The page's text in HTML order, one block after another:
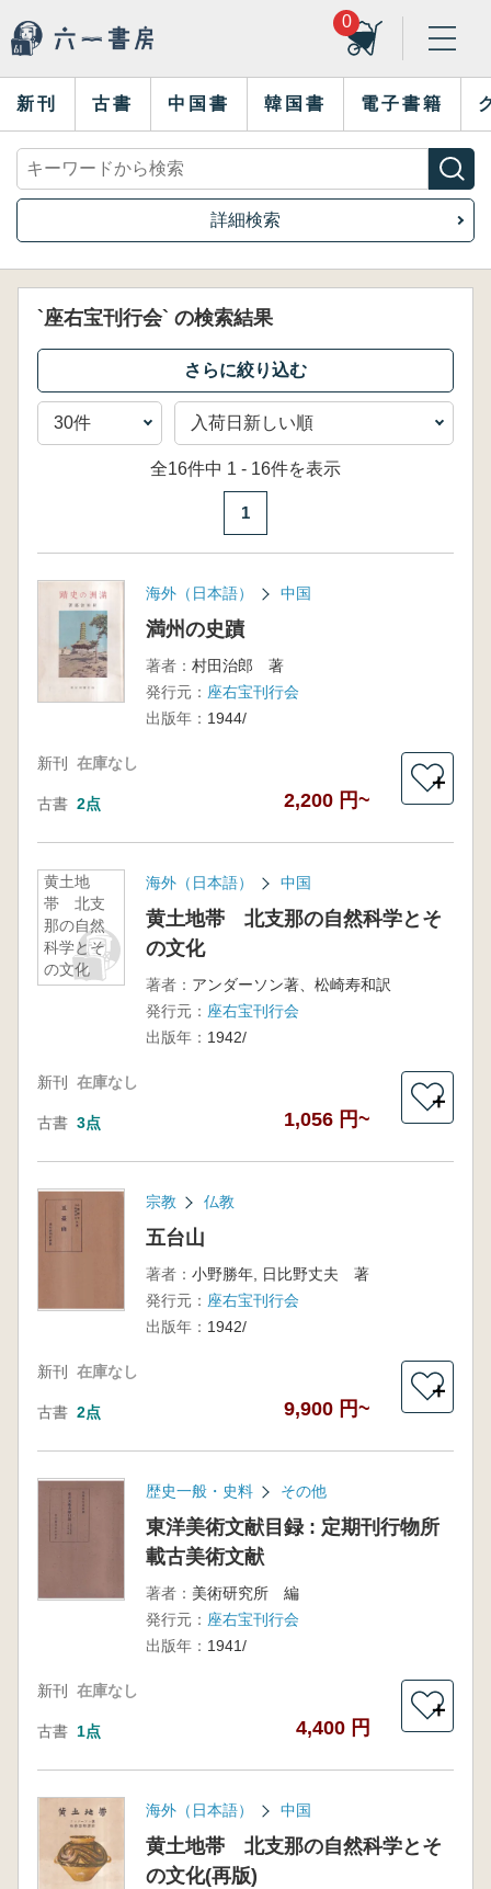
0
新刊 古書 中国書 韓国書 電子書籍
詳細検索
`座右宝刊行会` の検索結果
全16件中 1 - 16件を表示
1
海外（日本語） 中国
満州の史蹟
著者： 村田治郎 著
発行元： 座右宝刊行会
出版年： 1944/
新刊 在庫なし
古書 2点 2,200 円~
＋
黄土地
帯 北支
那の自然
科学とそ
の文化
海外（日本語） 中国
黄土地帯 北支那の自然科学とそ
の文化
著者： アンダーソン著、松崎寿和訳
発行元： 座右宝刊行会
出版年： 1942/
新刊 在庫なし
古書 3点 1,056 円~
＋
宗教 仏教
五台山
著者： 小野勝年, 日比野丈夫 著
発行元： 座右宝刊行会
出版年： 1942/
新刊 在庫なし
古書 2点 9,900 円~
＋
歴史一般・史料 その他
東洋美術文献目録 : 定期刊行物所
載古美術文献
著者： 美術研究所 編
発行元： 座右宝刊行会
出版年： 1941/
新刊 在庫なし
古書 1点 4,400 円
＋
海外（日本語） 中国
黄土地帯 北支那の自然科学とそ
の文化(再版)